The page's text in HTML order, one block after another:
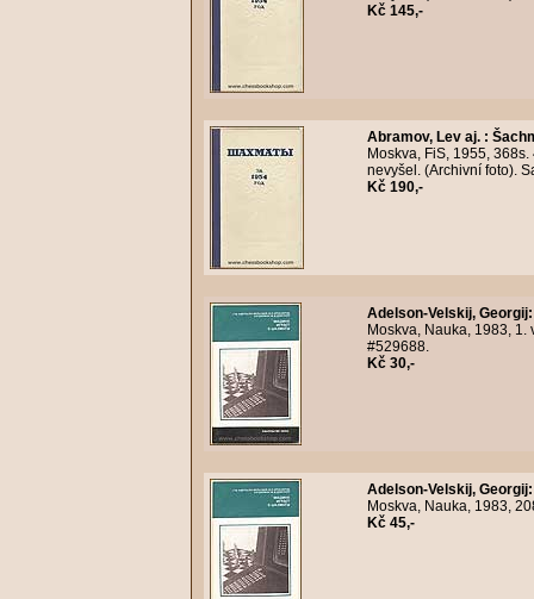
Kč 145,-
Abramov, Lev aj. :
Moskva, FiS, 1955,
nevyšel. (Archivní foto).
Kč 190,-
Adelson-Velskij, Georgij
Moskva, Nauka, 1983,
#529688.
Kč 30,-
Adelson-Velskij, Georgij
Moskva, Nauka, 1983,
Kč 45,-